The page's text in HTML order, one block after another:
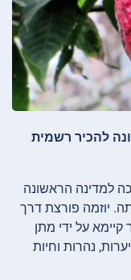
להכיר רשמית
היסטוריה ב-2008 כשהפכה למדינה הראשונה
יוזמה פורצת דרך
על ידי מתן
נהרות וחיות